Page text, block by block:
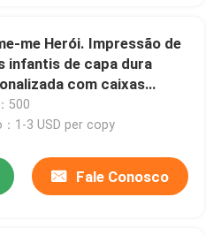
me Herói. Impressão de
infantis de capa dura
com caixas
brilhantes e páginas
de arte brilhante.
500
1-3 USD per copy
Fale Conosco